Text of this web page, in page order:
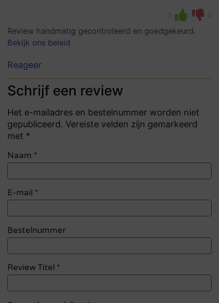
0 0
Review handmatig gecontroleerd en goedgekeurd.
Bekijk ons beleid
Reageer
Schrijf een review
Het e-mailadres en bestelnummer worden niet
gepubliceerd. Vereiste velden zijn gemarkeerd
met *
Naam *
E-mail *
Bestelnummer
Review Titel *